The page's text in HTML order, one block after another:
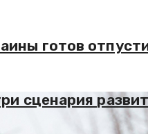
готов
сценария